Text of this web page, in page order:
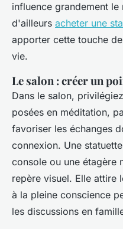
influence grandement
d'ailleurs acheter une
apporter cette touche
vie.
Le salon : créer un
Dans le salon,
posées en méditation,
favoriser les échanges
connexion. Une
console ou une étagère
repère visuel. Elle attire
à la pleine conscience
les discussions en